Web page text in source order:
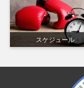
スケジュール